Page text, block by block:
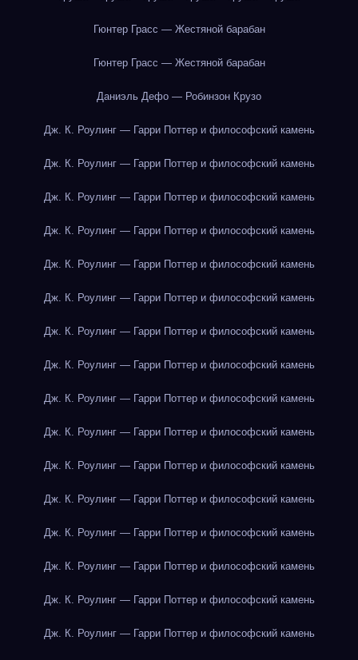
Гюнтер Грасс — Жестяной барабан
Гюнтер Грасс — Жестяной барабан
Даниэль Дефо — Робинзон Крузо
Дж. К. Роулинг — Гарри Поттер и философский камень
Дж. К. Роулинг — Гарри Поттер и философский камень
Дж. К. Роулинг — Гарри Поттер и философский камень
Дж. К. Роулинг — Гарри Поттер и философский камень
Дж. К. Роулинг — Гарри Поттер и философский камень
Дж. К. Роулинг — Гарри Поттер и философский камень
Дж. К. Роулинг — Гарри Поттер и философский камень
Дж. К. Роулинг — Гарри Поттер и философский камень
Дж. К. Роулинг — Гарри Поттер и философский камень
Дж. К. Роулинг — Гарри Поттер и философский камень
Дж. К. Роулинг — Гарри Поттер и философский камень
Дж. К. Роулинг — Гарри Поттер и философский камень
Дж. К. Роулинг — Гарри Поттер и философский камень
Дж. К. Роулинг — Гарри Поттер и философский камень
Дж. К. Роулинг — Гарри Поттер и философский камень
Дж. К. Роулинг — Гарри Поттер и философский камень